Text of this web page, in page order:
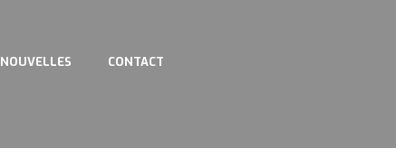
NOUVELLES CONTACT